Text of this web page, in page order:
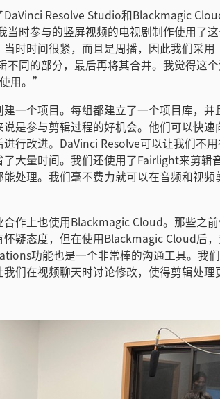
Resolve Studio和Blackmagic
时参与的竖屏视频的电视剧制作使用了这
时时间很紧，而且是周播，因此我们采用
同的部分，最后再将其合并。我觉得这
用。”
一个项目。每组都建立了一个项目库，并
是参与剪辑过程的好机会。他们可以快速
行改进。DaVinci Resolve可以让我们不
大量时间。我们还使用了Fairlight来剪辑
处理。我们毫不费力就可以在音频和视频
作上也使用Blackmagic Cloud。那些之
疑态度，但在使用Blackmagic Cloud后
功能也是一个非常棒的沟通工具。我
们在视频聊天时讨论修改，使得剪辑处理